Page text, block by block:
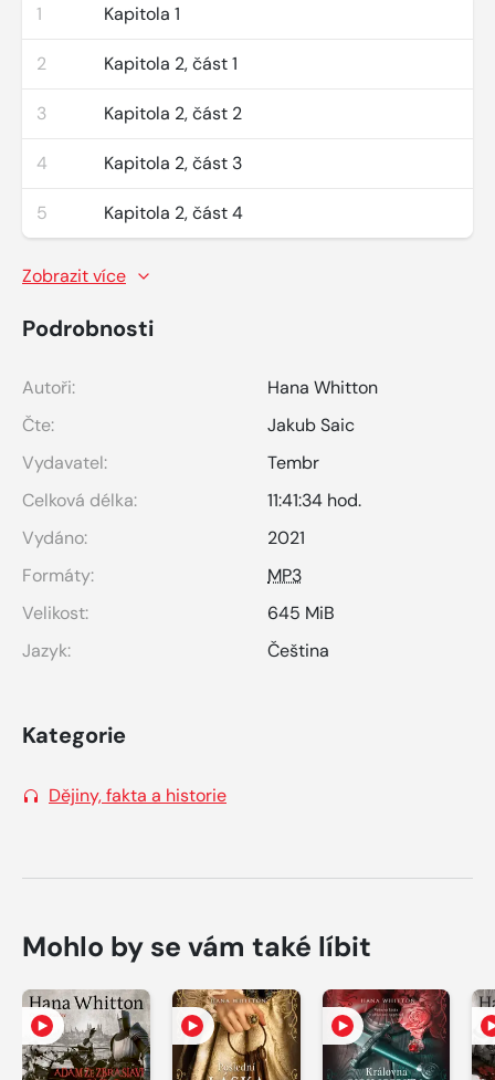
1 Kapitola 1
2 Kapitola 2, část 1
3 Kapitola 2, část 2
4 Kapitola 2, část 3
5 Kapitola 2, část 4
Zobrazit více
Podrobnosti
Autoři:
Hana Whitton
Čte:
Jakub Saic
Vydavatel:
Tembr
Celková délka:
11:41:34 hod.
Vydáno:
2021
Formáty:
MP3
Velikost:
645 MiB
Jazyk:
Čeština
Kategorie
Dějiny, fakta a historie
Mohlo by se vám také líbit